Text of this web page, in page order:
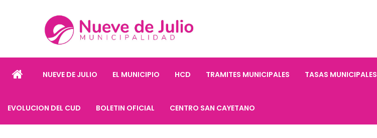
NUEVE DE JULIO EL MUNICIPIO HCD TRAMITES MUNICIPALES TASAS MUNICIPALES
EVOLUCION DEL CUD BOLETIN OFICIAL CENTRO SAN CAYETANO